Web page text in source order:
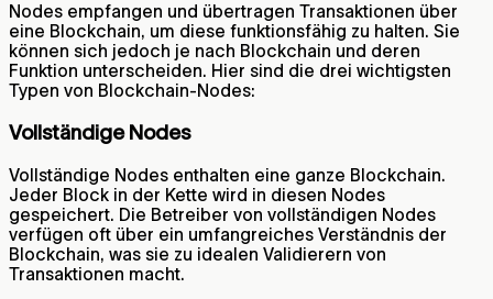
Nodes empfangen und übertragen Transaktionen über
eine Blockchain, um diese funktionsfähig zu halten. Sie
können sich jedoch je nach Blockchain und deren
Funktion unterscheiden. Hier sind die drei wichtigsten
Typen von Blockchain-Nodes:
Vollständige Nodes
Vollständige Nodes enthalten eine ganze Blockchain.
Jeder Block in der Kette wird in diesen Nodes
gespeichert. Die Betreiber von vollständigen Nodes
verfügen oft über ein umfangreiches Verständnis der
Blockchain, was sie zu idealen Validierern von
Transaktionen macht.